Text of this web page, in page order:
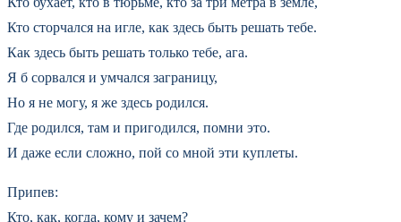
Кто сторчался на игле, как здесь быть решать тебе.
Как здесь быть решать только тебе, ага.
Я б сорвался и умчался заграницу,
Но я не могу, я же здесь родился.
Где родился, там и пригодился, помни это.
И даже если сложно, пой со мной эти куплеты.
Припев:
Кто, как, когда, кому и зачем?